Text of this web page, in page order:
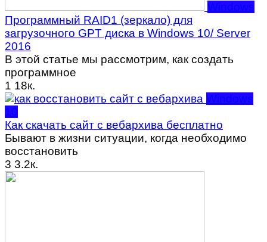
Windows
Программный RAID1 (зеркало) для
загрузочного GPT диска в Windows 10/ Server
2016
В этой статье мы рассмотрим, как создать
программное
1 18к.
Windows
10
Как скачать сайт с вебархива бесплатно
Бывают в жизни ситуации, когда необходимо
восстановить
3 3.2к.